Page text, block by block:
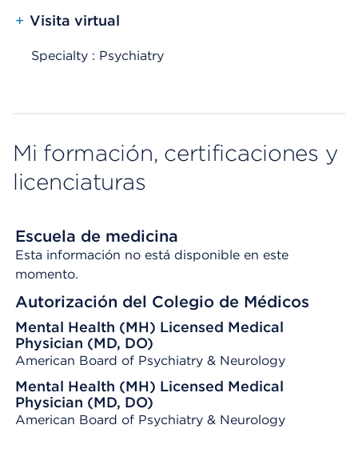
+ Visita virtual
Specialty : Psychiatry
Mi formación, certificaciones y
licenciaturas
Escuela de medicina
Esta información no está disponible en este
momento.
Autorización del Colegio de Médicos
Mental Health (MH) Licensed Medical
Physician (MD, DO)
American Board of Psychiatry & Neurology
Mental Health (MH) Licensed Medical
Physician (MD, DO)
American Board of Psychiatry & Neurology